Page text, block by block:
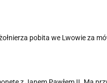
pobita we Lwowie za